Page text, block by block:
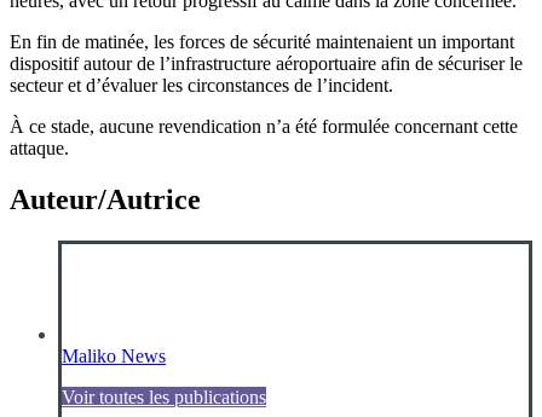
En fin de matinée, les forces de sécurité maintenaient un important
dispositif autour de l’infrastructure aéroportuaire afin de sécuriser le
secteur et d’évaluer les circonstances de l’incident.
À ce stade, aucune revendication n’a été formulée concernant cette
attaque.
Auteur/Autrice
Maliko News
Voir toutes les publications